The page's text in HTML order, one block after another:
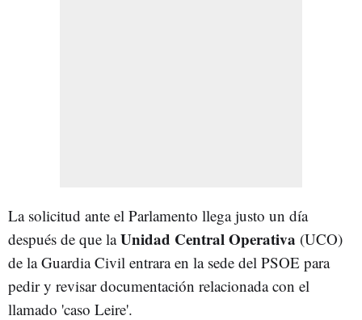
La solicitud ante el Parlamento llega justo un día
después de que laUnidad Central Operativa (UCO)
de la Guardia Civil entrara en la sede del PSOE para
pedir y revisar documentación relacionada con el
llamado 'caso Leire'.